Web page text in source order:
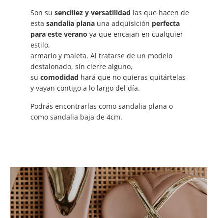
Son su sencillez y versatilidad las que hacen de
esta sandalia planauna adquisición perfecta
para este verano ya que encajan en cualquier
estilo,
armario y maleta. Al tratarse de un modelo
destalonado, sin cierre alguno,
su comodidad hará que no quieras quitártelas
y vayan contigo a lo largo del día.
Podrás encontrarlas como sandalia plana o
como sandalia baja de 4cm.